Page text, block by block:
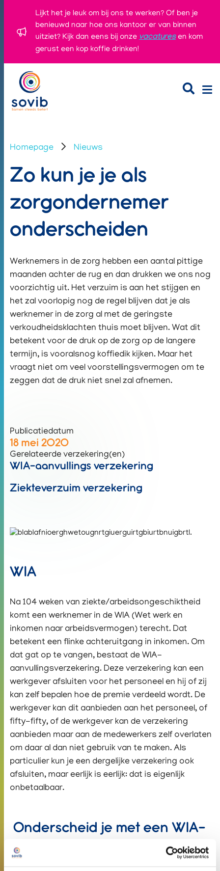
Lijkt het je leuk om bij ons te werken? Of ben je
benieuwd naar hoe ons kantoor er van binnen
uitziet? Kijk dan eens bij onze vacaturesen kom
gerust een kop koffie drinken!
Homepage Nieuws
Zo kun je je als
zorgondernemer
onderscheiden
Werknemers in de zorg hebben een aantal pittige
maanden achter de rug en dan drukken we ons nog
voorzichtig uit. Het verzuim is aan het stijgen en
het zal voorlopig nog de regel blijven dat je als
werknemer in de zorg al met de geringste
verkoudheidsklachten thuis moet blijven. Wat dit
betekent voor de druk op de zorg op de langere
termijn, is vooralsnog koffiedik kijken. Maar het
vraagt niet om veel voorstellingsvermogen om te
zeggen dat de druk niet snel zal afnemen.
Publicatiedatum
18 mei 2020
Gerelateerde verzekering(en)
WIA-aanvullings verzekering
Ziekteverzuim verzekering
WIA
Na 104 weken van ziekte/arbeidsongeschiktheid
komt een werknemer in de WIA (Wet werk en
inkomen naar arbeidsvermogen) terecht. Dat
betekent een flinke achteruitgang in inkomen. Om
dat gat op te vangen, bestaat de WIA-
aanvullingsverzekering. Deze verzekering kan een
werkgever afsluiten voor het personeel en hij of zij
kan zelf bepalen hoe de premie verdeeld wordt. De
werkgever kan dit aanbieden aan het personeel, of
fifty-fifty, of de werkgever kan de verzekering
aanbieden maar aan de medewerkers zelf overlaten
om daar al dan niet gebruik van te maken. Als
particulier kun je een dergelijke verzekering ook
afsluiten, maar eerlijk is eerlijk: dat is eigenlijk
onbetaalbaar.
Onderscheid je met een WIA-
aanvullingsverzekering